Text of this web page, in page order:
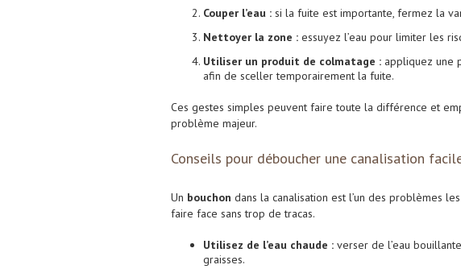
Couper l’eau : si la fuite est importante, fermez la
Nettoyer la zone : essuyez l’eau pour limiter les
Utiliser un produit de colmatage : appliquez une
afin de sceller temporairement la fuite.
Ces gestes simples peuvent faire toute la différence et
problème majeur.
Conseils pour déboucher une canalisation
Un bouchon dans la canalisation est l’un des problèmes
faire face sans trop de tracas.
Utilisez de l’eau chaude : verser de l’eau
graisses.